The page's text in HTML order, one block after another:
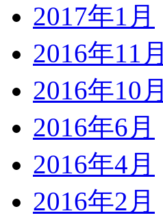
2017年1月
2016年11月
2016年10月
2016年6月
2016年4月
2016年2月